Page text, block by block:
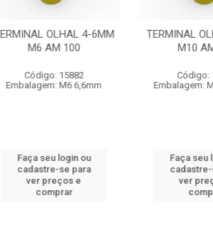
TERMINAL OLHAL 4-6MM
M10 AM 100
Código: 15881
Embalagem: M10 10,8mm
Faça seu login ou
cadastre-se para
ver preços e
comprar
TERMINAL
M8
Faça
ver